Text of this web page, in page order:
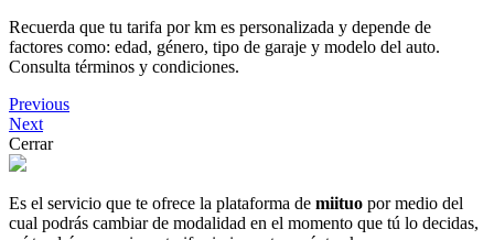
Recuerda que tu tarifa por km es personalizada y depende de
factores como: edad, género, tipo de garaje y modelo del auto.
Consulta términos y condiciones.
Previous
Next
Cerrar
Es el servicio que te ofrece la plataforma de miituo por medio del
cual podrás cambiar de modalidad en el momento que tú lo decidas,